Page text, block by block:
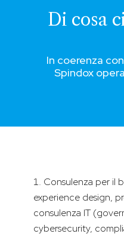
Di cosa
In coerenza
Spindox
Consulenza per il
experience design,
consulenza IT
cybersecurity,